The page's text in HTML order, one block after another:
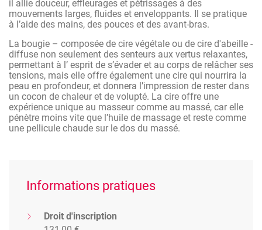
des Indes, pour 4 journées de formation à la technique du
massage bien-être selon la tradition indienne : le massage
crânien, la massages des mains, le massage des pieds au
il allie douceur, effleurages et pétrissages à des
mouvements larges, fluides et enveloppants. Il se pratique
à l’aide des mains, des pouces et des avant-bras.
La bougie – composée de cire végétale ou de cire d'abeille -
diffuse non seulement des senteurs aux vertus relaxantes,
permettant à l’ esprit de s’évader et au corps de relâcher ses
tensions, mais elle offre également une cire qui nourrira la
peau en profondeur, et donnera l’impression de rester dans
un cocon de chaleur et de volupté. La cire offre une
expérience unique au masseur comme au massé, car elle
pénètre moins vite que l’huile de massage et reste comme
une pellicule chaude sur le dos du massé.
Informations pratiques
Droit d'inscription